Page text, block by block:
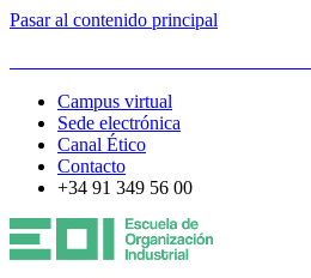
Pasar al contenido principal
Campus virtual
Sede electrónica
Canal Ético
Contacto
+34 91 349 56 00